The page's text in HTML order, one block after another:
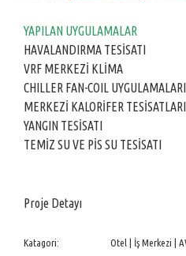
YAPILAN UYGULAMALAR
HAVALANDIRMA TESİSATI
VRF MERKEZİ KLİMA
CHILLER FAN-COIL UYGULAMALARI
MERKEZİ KALORİFER TESİSATLARI
YANGIN TESİSATI
TEMİZ SU VE PİS SU TESİSATI
Proje Detayı
Katagori: Otel | İş Merkezi |